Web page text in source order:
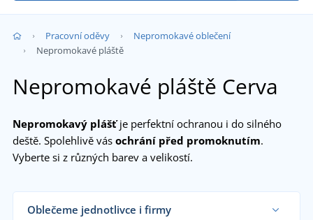
Pracovní oděvy
Nepromokavé oblečení
Nepromokavé pláště
Nepromokavé pláště Cerva
Nepromokavý plášťje perfektní ochranou i do silného
deště. Spolehlivě vás ochrání před promoknutím.
Vyberte si z různých barev a velikostí.
Oblečeme jednotlivce i firmy